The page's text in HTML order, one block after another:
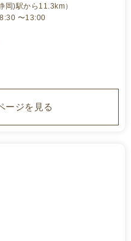
岡)駅から11.3km）
〜13:00
ージを見る